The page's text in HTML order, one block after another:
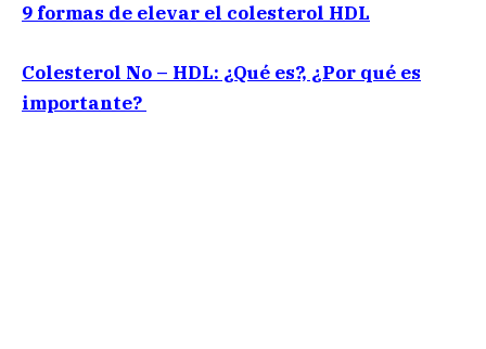
9 formas de elevar el colesterol HDL
Colesterol No – HDL: ¿Qué es?, ¿Por qué es
importante?